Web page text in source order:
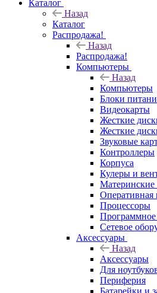
Каталог
Назад
Каталог
Распродажа!
Назад
Распродажа!
Компьютеры
Назад
Компьютеры
Блоки
Видеокарты
Жесткие
Жесткие
Звуковые
Контроллеры
Корпуса
Кулеры и
Материнские
Оперативная
Процессоры
Программное
Сетевое
Аксессуары
Назад
Аксессуары
Для
Периферия
Батарейки и